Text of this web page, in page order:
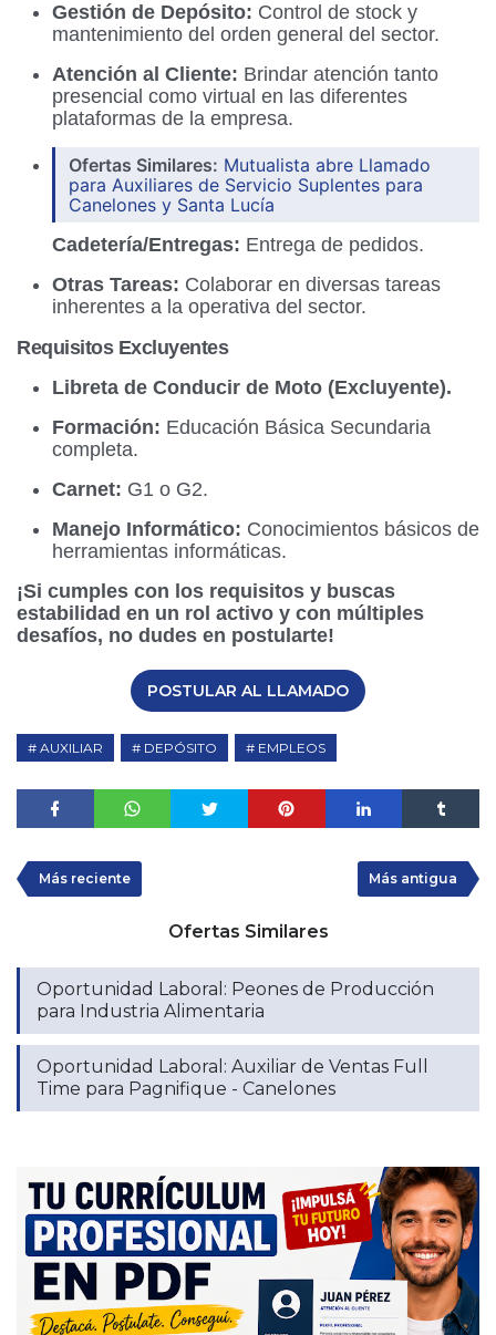
Gestión de Depósito: Control de stock y
mantenimiento del orden general del sector.
Atención al Cliente: Brindar atención tanto
presencial como virtual en las diferentes
plataformas de la empresa.
Ofertas Similares: Mutualista abre Llamado
para Auxiliares de Servicio Suplentes para
Canelones y Santa Lucía
Cadetería/Entregas: Entrega de pedidos.
Otras Tareas: Colaborar en diversas tareas
inherentes a la operativa del sector.
Requisitos Excluyentes
Libreta de Conducir de Moto (Excluyente).
Formación: Educación Básica Secundaria
completa.
Carnet: G1 o G2.
Manejo Informático: Conocimientos básicos de
herramientas informáticas.
¡Si cumples con los requisitos y buscas
estabilidad en un rol activo y con múltiples
desafíos, no dudes en postularte!
POSTULAR AL LLAMADO
AUXILIAR DEPÓSITO EMPLEOS
Más reciente Más antigua
Ofertas Similares
Oportunidad Laboral: Peones de Producción
para Industria Alimentaria
Oportunidad Laboral: Auxiliar de Ventas Full
Time para Pagnifique - Canelones